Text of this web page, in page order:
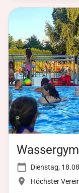
Dienstag,
Höchster